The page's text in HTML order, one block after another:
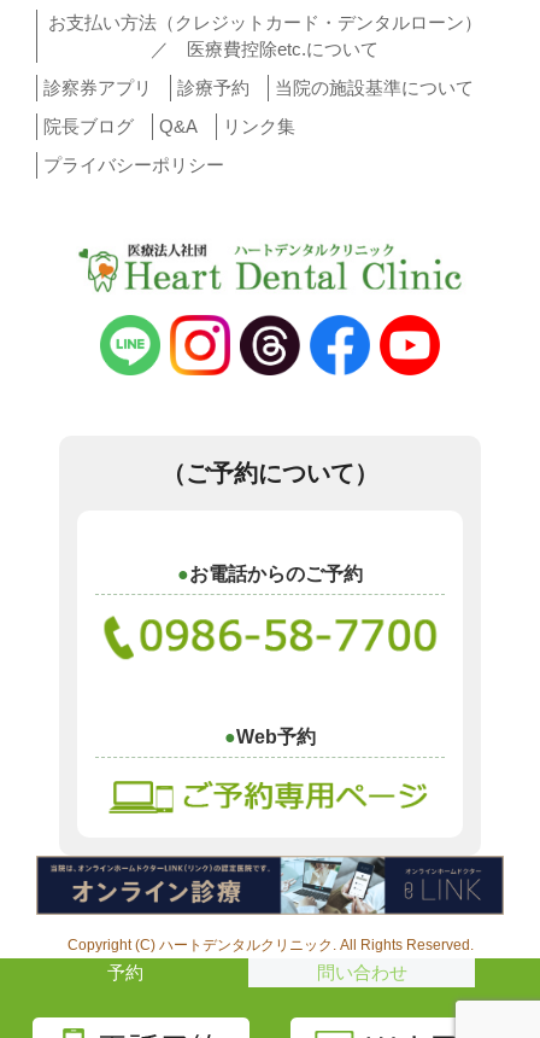
お支払い方法（クレジットカード・デンタルローン）
／ 医療費控除etc.について
診察券アプリ
診療予約
当院の施設基準について
院長ブログ
Q&A
リンク集
プライバシーポリシー
（ご予約について）
お電話からのご予約
Web予約
Copyright (C) ハートデンタルクリニック. All Rights Reserved.
予約 問い合わせ